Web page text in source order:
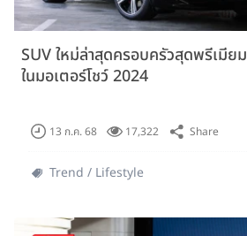
SUV ใหม่ล่าสุดครอบครัวสุดพรีเมียม
ในมอเตอร์โชว์ 2024
13 ก.ค. 68 17,322 Share
Trend / Lifestyle